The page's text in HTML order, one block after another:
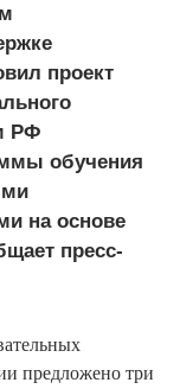
проект
РФ
обучения
на основе
пресс-
предложено три